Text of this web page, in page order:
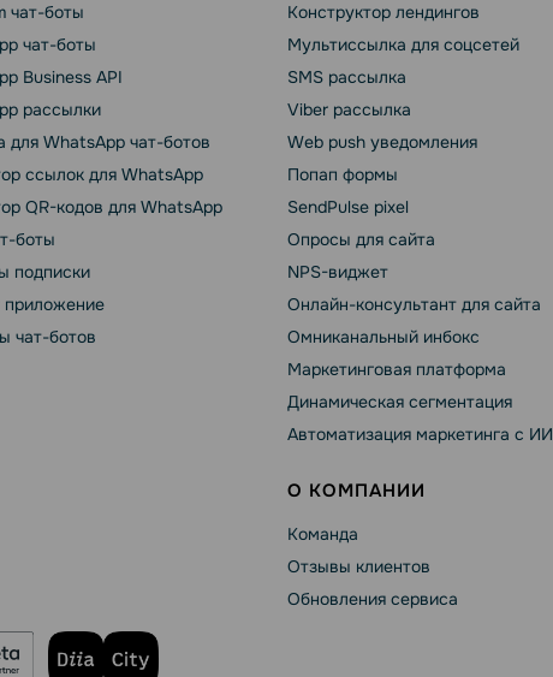
чат-боты
чат-боты
Business API
рассылки
для WhatsApp чат-ботов
ссылок для WhatsApp
QR-кодов для WhatsApp
боты
подписки
приложение
чат-ботов
Конструктор лендингов
Мультиссылка для соцсетей
SMS рассылка
Viber рассылка
Web push уведомления
Попап формы
SendPulse pixel
Опросы для сайта
NPS-виджет
Онлайн-консультант для сайта
Омниканальный инбокс
Маркетинговая платформа
Динамическая сегментация
Автоматизация маркетинга с ИИ
О КОМПАНИИ
Команда
Отзывы клиентов
Обновления сервиса